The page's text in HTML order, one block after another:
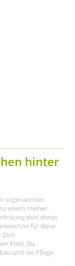
hinter
sogenannten
einem meiner
dort etwas
für diese
Dich
Preis. Du
und die Pflege